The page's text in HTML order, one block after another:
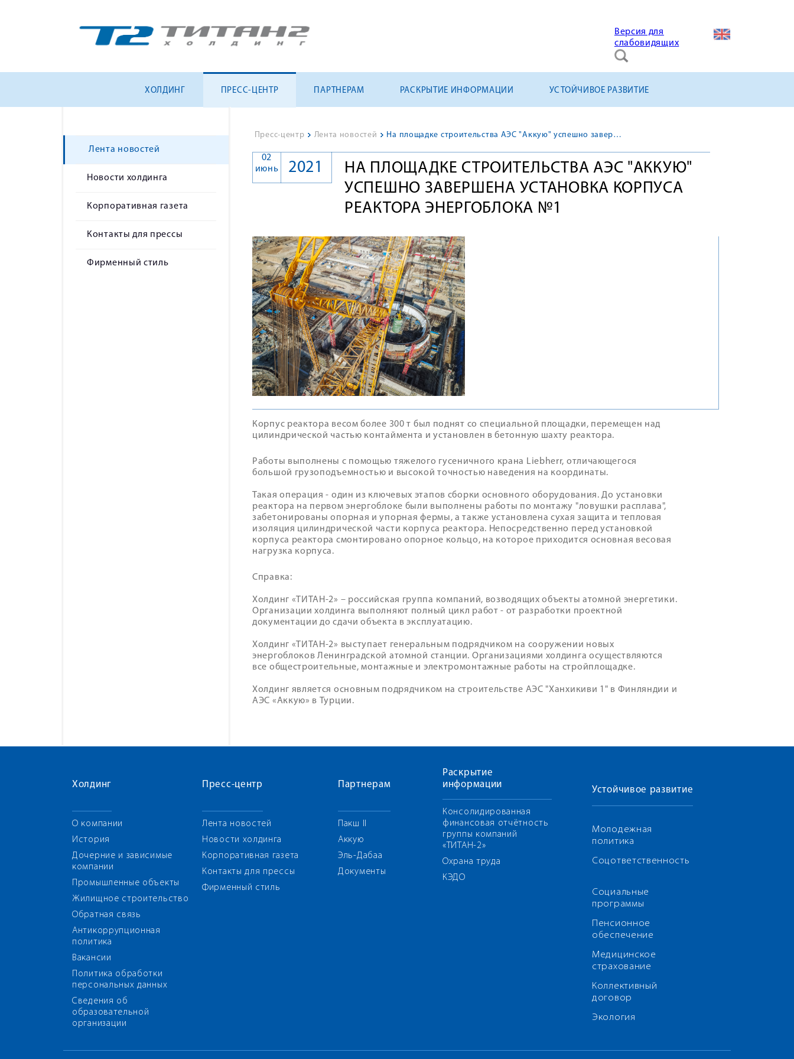
Версия для
слабовидящих
ХОЛДИНГ ПРЕСС-ЦЕНТР ПАРТНЕРАМ РАСКРЫТИЕ ИНФОРМАЦИИ УСТОЙЧИВОЕ РАЗВИТИЕ
Лента новостей
Новости холдинга
Корпоративная газета
Контакты для прессы
Фирменный стиль
Пресс-центр > Лента новостей > На площадке строительства АЭС "Аккую" успешно завершена установка корпуса реактора энергоблока №1
НА ПЛОЩАДКЕ СТРОИТЕЛЬСТВА АЭС "АККУЮ"
УСПЕШНО ЗАВЕРШЕНА УСТАНОВКА КОРПУСА
РЕАКТОРА ЭНЕРГОБЛОКА №1
02
июнь
2021
Корпус реактора весом более 300 т был поднят со специальной площадки, перемещен над
цилиндрической частью контаймента и установлен в бетонную шахту реактора.
Работы выполнены с помощью тяжелого гусеничного крана Liebherr, отличающегося
большой грузоподъемностью и высокой точностью наведения на координаты.
Такая операция - один из ключевых этапов сборки основного оборудования. До установки
реактора на первом энергоблоке были выполнены работы по монтажу "ловушки расплава",
забетонированы опорная и упорная фермы, а также установлена сухая защита и тепловая
изоляция цилиндрической части корпуса реактора. Непосредственно перед установкой
корпуса реактора смонтировано опорное кольцо, на которое приходится основная весовая
нагрузка корпуса.
Справка:
Холдинг «ТИТАН-2» – российская группа компаний, возводящих объекты атомной энергетики.
Организации холдинга выполняют полный цикл работ - от разработки проектной
документации до сдачи объекта в эксплуатацию.
Холдинг «ТИТАН-2» выступает генеральным подрядчиком на сооружении новых
энергоблоков Ленинградской атомной станции. Организациями холдинга осуществляются
все общестроительные, монтажные и электромонтажные работы на стройплощадке.
Холдинг является основным подрядчиком на строительстве АЭС "Ханхикиви 1" в Финляндии и
АЭС «Аккую» в Турции.
Холдинг
О компании
История
Дочерние и зависимые
компании
Промышленные объекты
Жилищное строительство
Обратная связь
Антикоррупционная
политика
Вакансии
Политика обработки
персональных данных
Сведения об
образовательной
организации
Пресс-центр
Лента новостей
Новости холдинга
Корпоративная газета
Контакты для прессы
Фирменный стиль
Партнерам
Пакш II
Аккую
Эль-Дабаа
Документы
Раскрытие
информации
Консолидированная
финансовая отчётность
группы компаний
«ТИТАН-2»
Охрана труда
КЭДО
Устойчивое развитие
Молодежная
политика
Соцответственность
Социальные
программы
Пенсионное
обеспечение
Медицинское
страхование
Коллективный
договор
Экология